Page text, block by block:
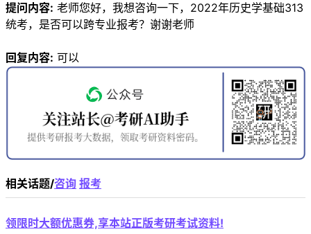
提问内容: 老师您好，我想咨询一下，2022年历史学基础313
统考，是否可以跨专业报考？谢谢老师
回复内容: 可以
相关话题/咨询 报考
领限时大额优惠券,享本站正版考研考试资料!